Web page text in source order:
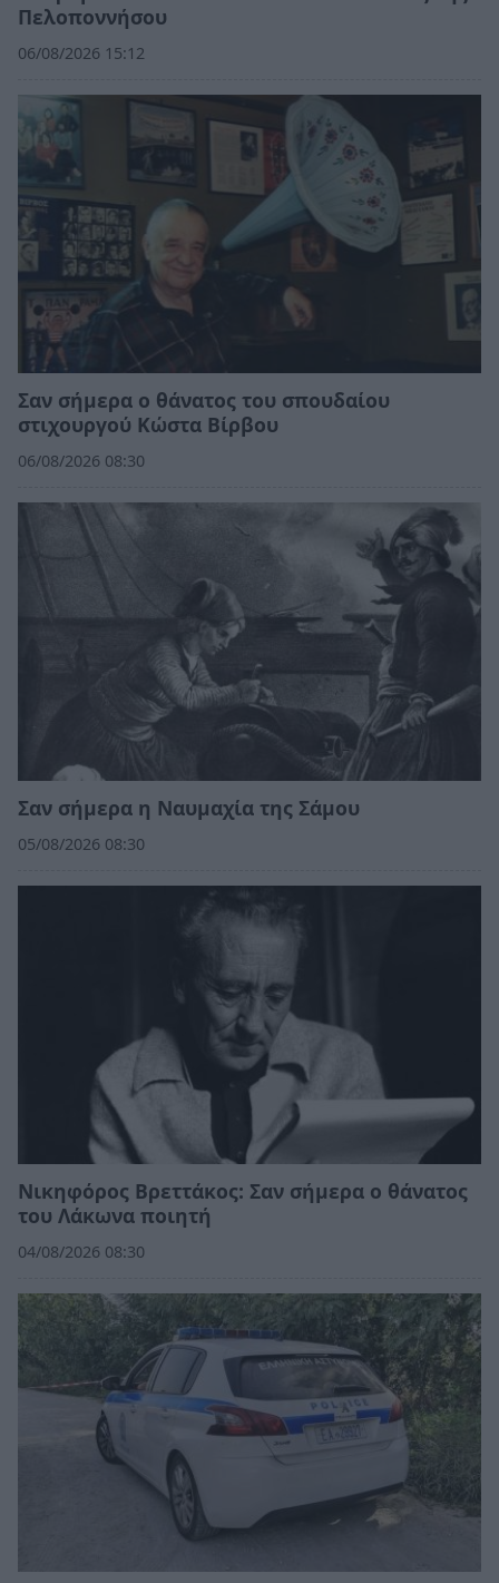
Πελοποννήσου
06/08/2026 15:12
Σαν σήμερα ο θάνατος του σπουδαίου
στιχουργού Κώστα Βίρβου
06/08/2026 08:30
Σαν σήμερα η Ναυμαχία της Σάμου
05/08/2026 08:30
Νικηφόρος Βρεττάκος: Σαν σήμερα ο θάνατος
του Λάκωνα ποιητή
04/08/2026 08:30